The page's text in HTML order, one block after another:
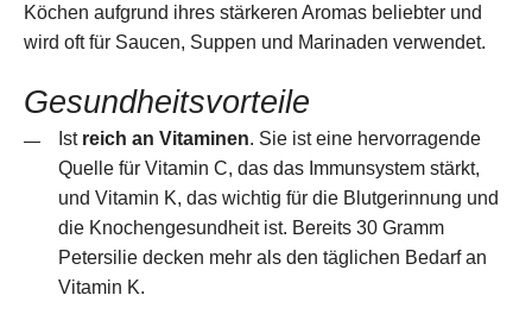
Köchen aufgrund ihres stärkeren Aromas beliebter und
wird oft für Saucen, Suppen und Marinaden verwendet.
Gesundheitsvorteile
Ist reich an Vitaminen. Sie ist eine hervorragende
Quelle für Vitamin C, das das Immunsystem stärkt,
und Vitamin K, das wichtig für die Blutgerinnung und
die Knochengesundheit ist. Bereits 30 Gramm
Petersilie decken mehr als den täglichen Bedarf an
Vitamin K.